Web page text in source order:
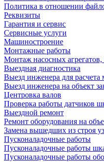
Политика в отношении
Реквизиты
Гарантия и сервис
Сервисные услуги
Машиностроение
Монтажные работы
Монтаж насосных агрегатов,
Выездная диагностика
Выезд инженера для
Выезд инженера на объект
Центровка валов
Проверка работы датчиков
Выездной ремонт
Ремонт оборудования на
Замена вышедших из строя
Пусконаладочные работы
Пусконаладочные работы
Пусконаладочные работы